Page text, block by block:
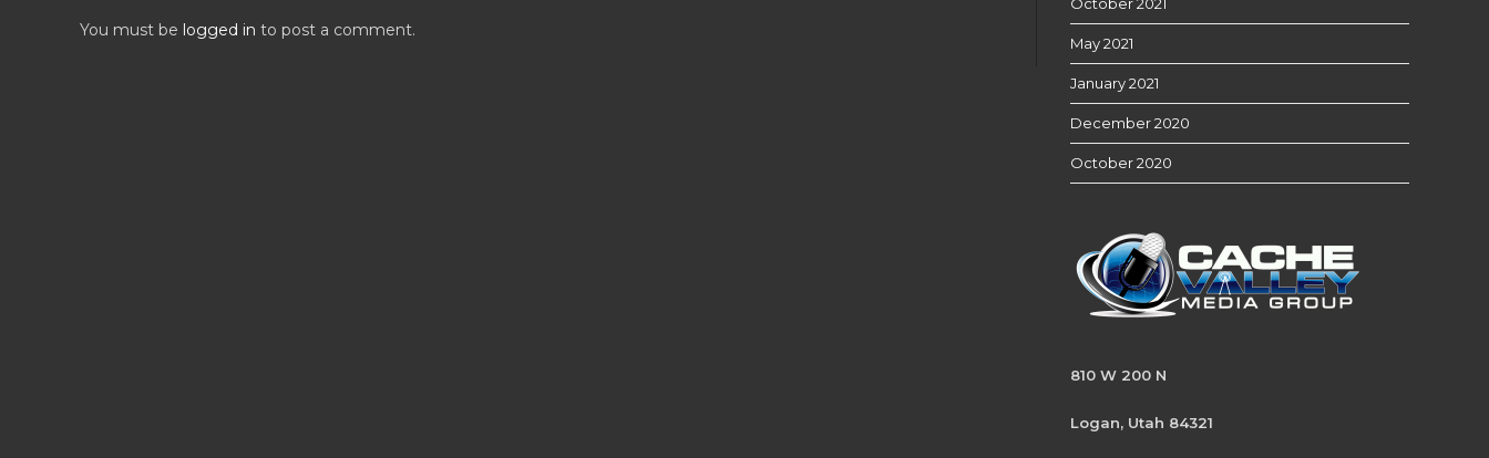
You must be logged in to post a comment.
May 2021
January 2021
December 2020
October 2020
810 W 200 N
Logan, Utah 84321